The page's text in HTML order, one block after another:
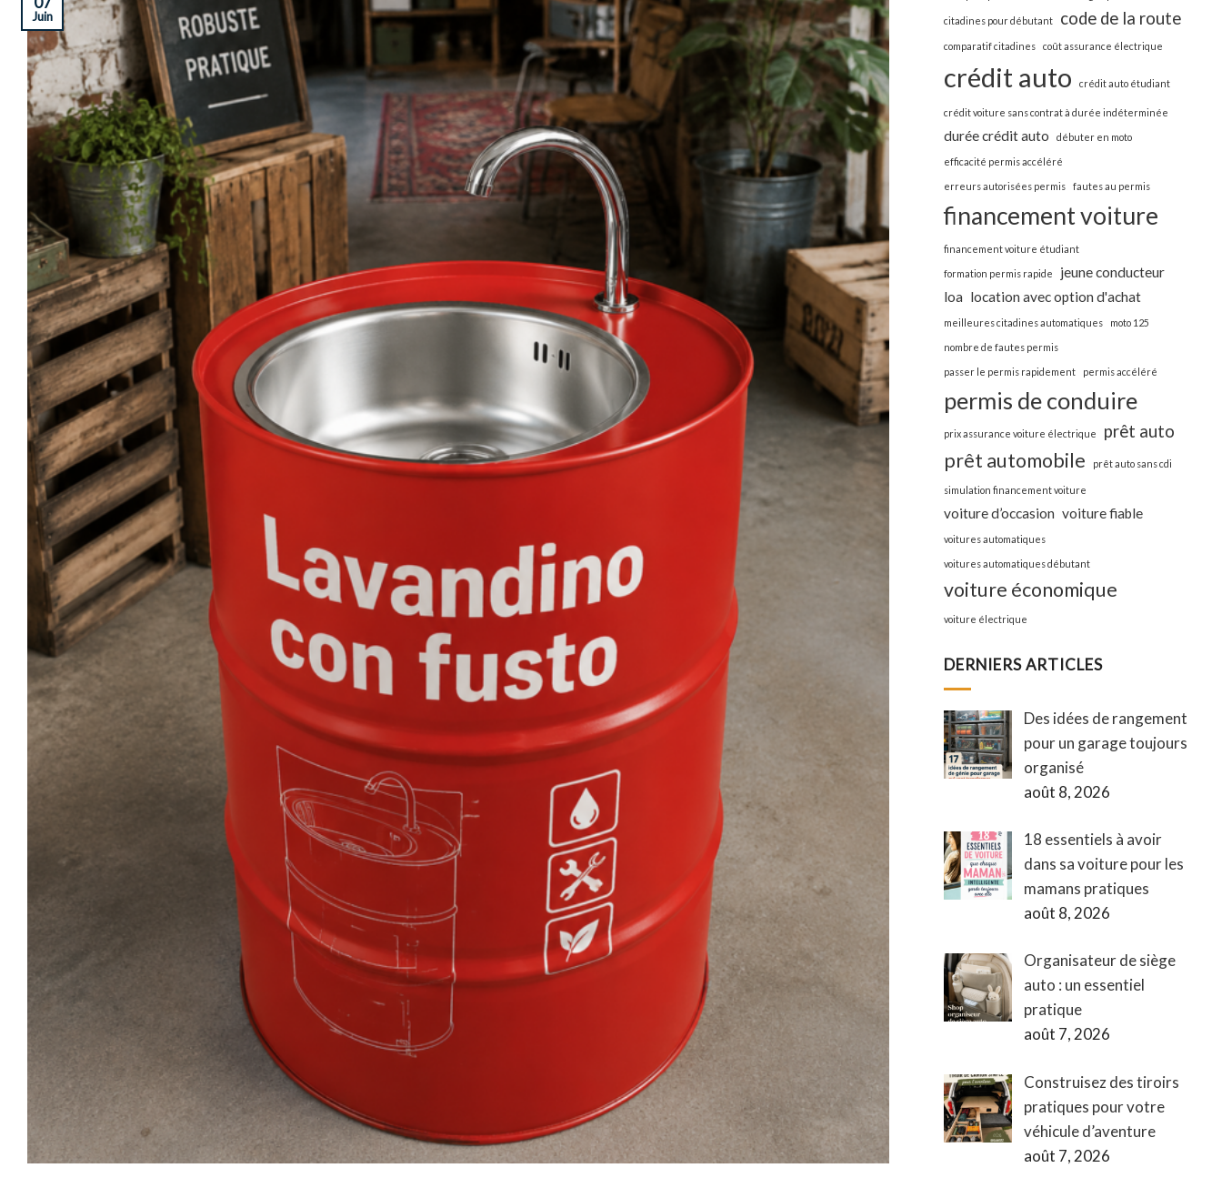
Juin citadines pour débutant code de la route
comparatif citadines coût assurance électrique
crédit auto crédit auto étudiant
crédit voiture sans contrat à durée indéterminée
durée crédit auto débuter en moto
efficacité permis accéléré
erreurs autorisées permis fautes au permis
financement voiture
financement voiture étudiant
formation permis rapide
jeune conducteur
loa location avec option d'achat
meilleures citadines automatiques moto 125
nombre de fautes permis
passer le permis rapidement permis accéléré
permis de conduire
prix assurance voiture électrique prêt auto
prêt automobile prêt auto sans cdi
simulation financement voiture
voiture d’occasion voiture fiable
voitures automatiques
voitures automatiques débutant
voiture économique
voiture électrique
DERNIERS ARTICLES
Des idées de rangement
pour un garage toujours
organisé
août 8, 2026
18 essentiels à avoir
dans sa voiture pour les
mamans pratiques
août 8, 2026
Organisateur de siège
auto : un essentiel
pratique
août 7, 2026
Construisez des tiroirs
pratiques pour votre
véhicule d’aventure
août 7, 2026